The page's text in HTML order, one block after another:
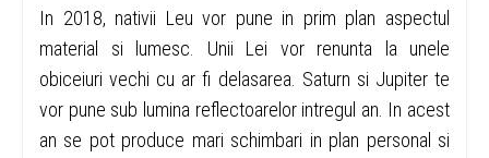
In 2018, nativii Leu vor pune in prim plan aspectul
material si lumesc. Unii Lei vor renunta la unele
obiceiuri vechi cu ar fi delasarea. Saturn si Jupiter te
vor pune sub lumina reflectoarelor intregul an. In acest
an se pot produce mari schimbari in plan personal si